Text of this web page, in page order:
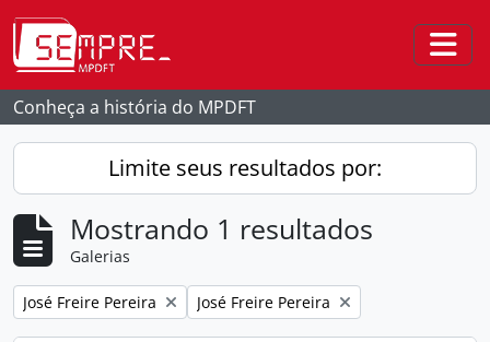
Skip to main content
Conheça a história do MPDFT
Limite seus resultados por:
Mostrando 1 resultados
Galerias
Remover filtro:
José Freire Pereira Remover filtro:
José Freire Pereira